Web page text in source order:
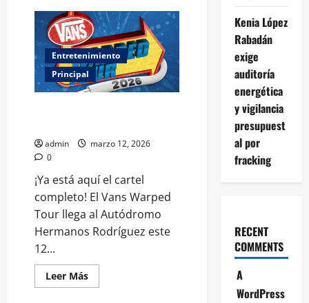
Radiohead
anuncia
“Motion
Picture
House:
Kid
Amnesia”
en
CDMX
Entretenimiento
Principal
admin
marzo 12, 2026
0
¡Ya está aquí el cartel
completo! El Vans Warped
Tour llega al Autódromo
Hermanos Rodríguez este
12...
Leer MásLeer
más
Kenia López
Rabadán
exige
auditoría
energética
y vigilancia
presupuest
al por
fracking
RECENT
COMMENTS
A
WordPress